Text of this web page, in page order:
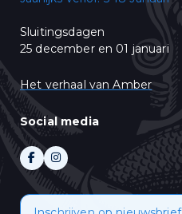
Sluitingsdagen
25 december en 01 januari
Het verhaal van Amber
Social media